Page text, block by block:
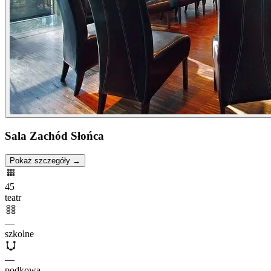
Sala Zachód Słońca
Pokaż szczegóły →
45
teatr
—
szkolne
—